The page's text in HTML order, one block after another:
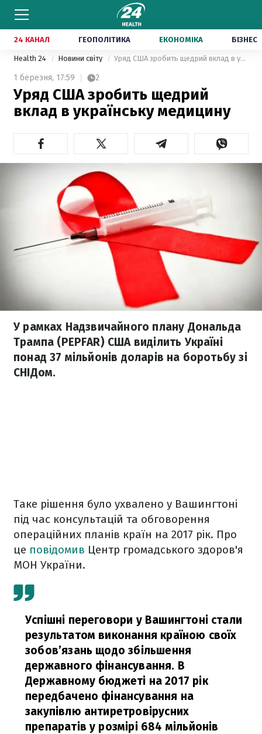
24 КАНАЛ ГЕОПОЛІТИКА ЕКОНОМІКА БІЗНЕС
Health 24 Новини світу Уряд США зробить щедрий вклад в українську медицину
1 березня, 17:59 2
Уряд США зробить щедрий
вклад в українську медицину
У рамках Надзвичайного плану Дональда
Трампа (PEPFAR) США виділить Україні
понад 37 мільйонів доларів на боротьбу зі
СНІДом.
Таке рішення було ухвалено у Вашингтоні
під час консультацій та обговорення
операційних планів країн на 2017 рік. Про
це повідомив Центр громадського здоров'я
МОН України.
Успішні переговори у Вашингтоні стали
результатом виконання країною своїх
зобов’язань щодо збільшення
державного фінансування. В
Державному бюджеті на 2017 рік
передбачено фінансування на
закупівлю антиретровірусних
препаратів у розмірі 684 мільйонів